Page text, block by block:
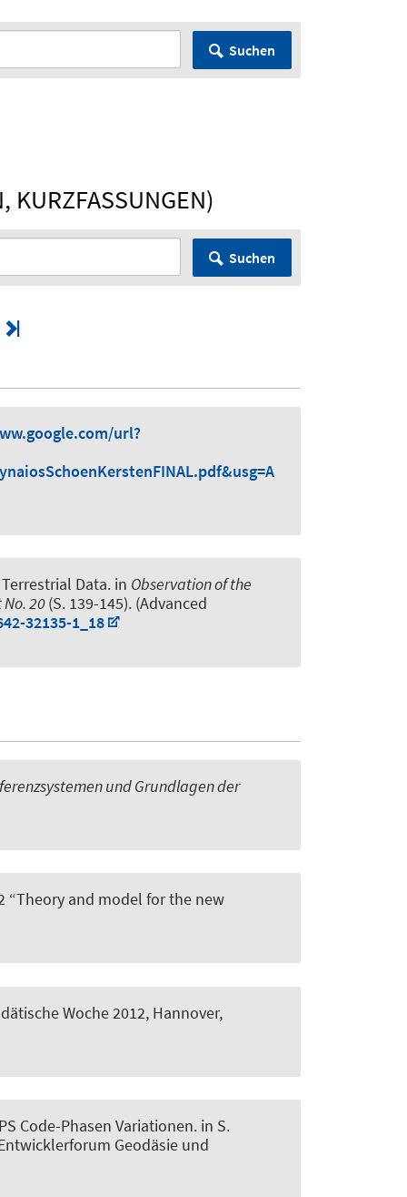
Suchen
KURZFASSUNGEN)
Suchen
url?
Data. in Observation of the
No. 20(S. 139-145). (Advanced
32135-1_18
und Grundlagen der
“Theory and model for the new
Woche 2012, Hannover,
Code-Phasen Variationen. in S.
Geodäsie und